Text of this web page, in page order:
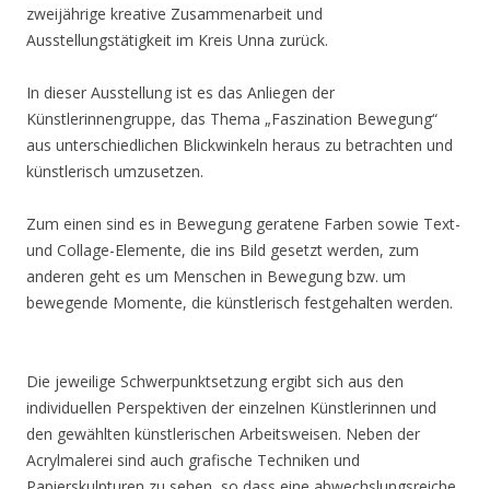
zweijährige kreative Zusammenarbeit und
Ausstellungstätigkeit im Kreis Unna zurück.
In dieser Ausstellung ist es das Anliegen der
Künstlerinnengruppe, das Thema „Faszination Bewegung“
aus unterschiedlichen Blickwinkeln heraus zu betrachten und
künstlerisch umzusetzen.
Zum einen sind es in Bewegung geratene Farben sowie Text-
und Collage-Elemente, die ins Bild gesetzt werden, zum
anderen geht es um Menschen in Bewegung bzw. um
bewegende Momente, die künstlerisch festgehalten werden.
Die jeweilige Schwerpunktsetzung ergibt sich aus den
individuellen Perspektiven der einzelnen Künstlerinnen und
den gewählten künstlerischen Arbeitsweisen. Neben der
Acrylmalerei sind auch grafische Techniken und